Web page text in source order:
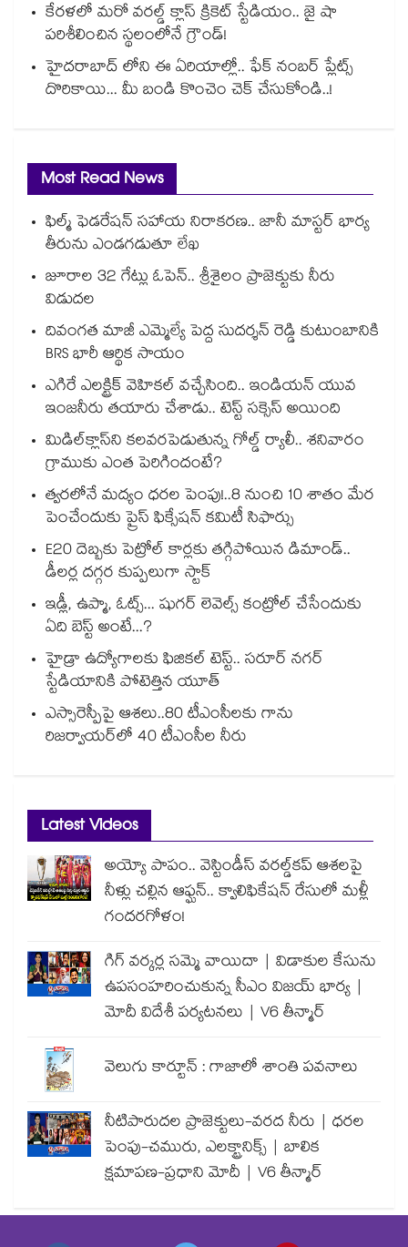
కేరళలో మరో వరల్డ్ క్లాస్ క్రికెట్ స్టేడియం.. జై షా
పరిశీలించిన స్థలంలోనే గ్రౌండ్!
హైదరాబాద్ లోని ఈ ఏరియాల్లో.. ఫేక్ నంబర్ ప్లేట్స్
దొరికాయి... మీ బండి కొంచెం చెక్ చేసుకోండి..!
Most Read News
ఫిల్మ్ ఫెడరేషన్ సహాయ నిరాకరణ.. జానీ మాస్టర్ భార్య
తీరును ఎండగడుతూ లేఖ
జూరాల 32 గేట్లు ఓపెన్.. శ్రీశైలం ప్రాజెక్టుకు నీరు
విడుదల
దివంగత మాజీ ఎమ్మెల్యే పెద్ద సుదర్శన్ రెడ్డి కుటుంబానికి
BRS భారీ ఆర్థిక సాయం
ఎగిరే ఎలక్ట్రిక్ వెహికల్ వచ్చేసింది.. ఇండియన్ యువ
ఇంజనీరు తయారు చేశాడు.. టెస్ట్ సక్సెస్ అయింది
మిడిల్‌క్లాస్‌ని కలవరపెడుతున్న గోల్డ్ ర్యాలీ.. శనివారం
గ్రాముకు ఎంత పెరిగిందంటే?
త్వరలోనే మద్యం ధ‌‌ర‌‌ల పెంపు!..8 నుంచి 10 శాతం మేర
పెంచేందుకు ప్రైస్ ఫిక్సేష‌‌న్ క‌‌మిటీ సిఫార్సు
E20 దెబ్బకు పెట్రోల్ కార్లకు తగ్గిపోయిన డిమాండ్..
డీలర్ల దగ్గర కుప్పలుగా స్టాక్
ఇడ్లీ, ఉప్మా, ఓట్స్... షుగర్ లెవెల్స్ కంట్రోల్ చేసేందుకు
ఏది బెస్ట్ అంటే...?
హైడ్రా ఉద్యోగాలకు ఫిజికల్ టెస్ట్.. సరూర్ నగర్
స్టేడియానికి పోటెత్తిన యూత్
ఎస్సారెస్పీపై ఆశలు..80 టీఎంసీలకు గాను
రిజర్వాయర్‌‌‌‌‌‌‌‌‌‌‌‌‌‌‌‌లో 40 టీఎంసీల నీరు
Latest Videos
అయ్యో పాపం.. వెస్టిండీస్ వరల్డ్‌కప్ ఆశలపై
నీళ్లు చల్లిన ఆఫ్ఘన్.. క్వాలిఫికేషన్ రేసులో మళ్లీ
గందరగోళం!
గిగ్ వర్కర్ల సమ్మె వాయిదా | విడాకుల కేసును
ఉపసంహరించుకున్న సీఎం విజయ్ భార్య |
మోదీ విదేశీ పర్యటనలు | V6 తీన్మార్
వెలుగు కార్టూన్ : గాజాలో శాంతి పవనాలు
నీటిపారుదల ప్రాజెక్టులు-వరద నీరు | ధరల
పెంపు-చమురు, ఎలక్ట్రానిక్స్ | బాలిక
క్షమాపణ-ప్రధాని మోదీ | V6 తీన్మార్